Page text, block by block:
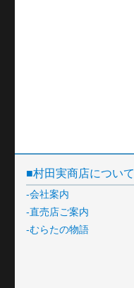
村田実商店について
会社案内
直売店ご案内
むらたの物語